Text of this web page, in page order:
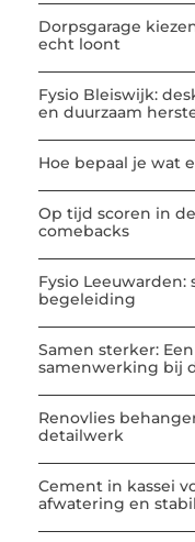
Dorpsgarage
echt loont
Fysio Bleiswijk:
en duurzaam
Hoe bepaal je wat
Op tijd scoren in
comebacks
Fysio
begeleiding
Samen sterker:
samenwerking bij
Renovlies
detailwerk
Cement in kassei
afwatering en